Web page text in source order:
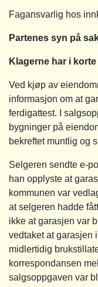
Fagansvarlig hos
Partenes syn på
Klagerne har i
Ved kjøp av
informasjon om at
ferdigattest. I
bygninger på
bekreftet muntlig og
Selgeren sendte e-
han opplyste at
kommunen var
at selgeren hadde
ikke at garasjen var
vedtaket at garasjen
midlertidig
korrespondansen
salgsoppgaven var